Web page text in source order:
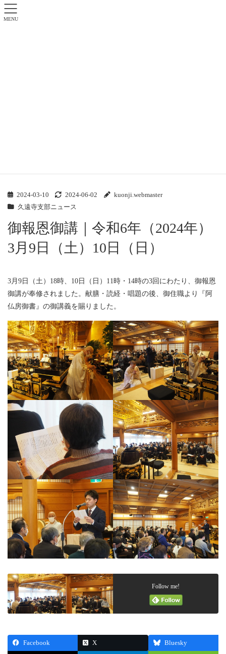
2024-03-10 2024-06-02
kuonji.webmaster
久遠寺支部ニュース
御報恩御講｜令和6年（2024年）
3月9日（土）10日（日）
3月9日（土）18時、10日（日）11時・14時の3回にわたり、御報恩
御講が奉修されました。献膳・読経・唱題の後、御住職より『阿
仏房御書』の御講義を賜りました。
Follow me!
Facebook X Bluesky
MENU